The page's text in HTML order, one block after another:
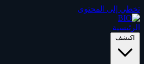
تخطي إلى المحتوى
الرئيسية
اكتشف